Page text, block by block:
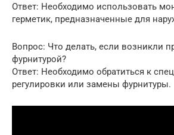
Ответ: Необходимо использовать
герметик, предназначенные для
Вопрос: Что делать, если возникли
фурнитурой?
Ответ: Необходимо обратиться к
регулировки или замены фурнитуры.